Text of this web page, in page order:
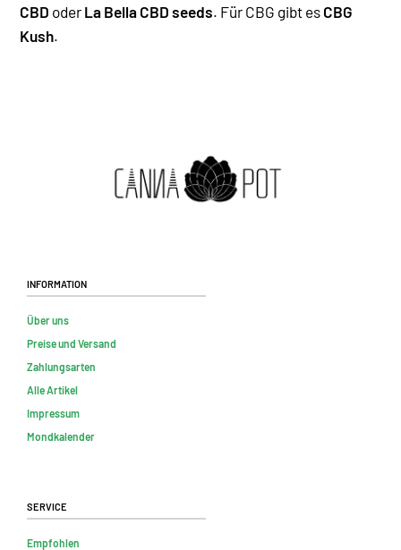
CBD oder La Bella CBD seeds. Für CBG gibt es CBG
Kush.
Information
Über uns
Preise und Versand
Zahlungsarten
Alle Artikel
Impressum
Mondkalender
Service
Empfohlen